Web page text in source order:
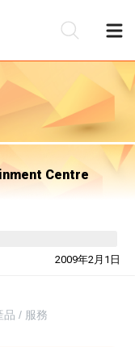
Centre
2009年2月1日
品 / 服務